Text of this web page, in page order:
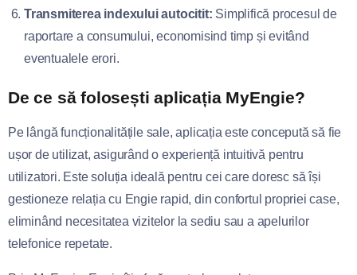
Transmiterea indexului autocitit: Simplifică procesul de
raportare a consumului, economisind timp și evitând
eventualele erori.
De ce să folosești aplicația MyEngie?
Pe lângă funcționalitățile sale, aplicația este concepută să fie
ușor de utilizat, asigurând o experiență intuitivă pentru
utilizatori. Este soluția ideală pentru cei care doresc să își
gestioneze relația cu Engie rapid, din confortul propriei case,
eliminând necesitatea vizitelor la sediu sau a apelurilor
telefonice repetate.